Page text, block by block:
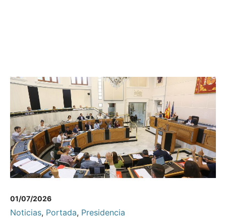
01/07/2026
Noticias, Portada, Presidencia